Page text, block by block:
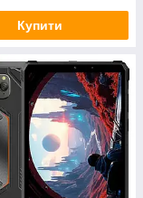
Купити